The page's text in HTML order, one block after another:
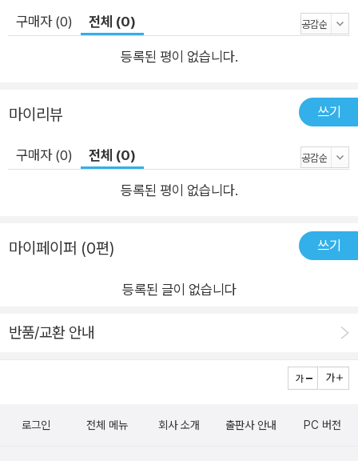
Works 플랫폼 포팅, 안드로이드 플랫폼 포팅, 윈도우 CE 포팅
이런 분야에서는 지금까지도 개발을 하고 있는 입장이니, 이 책에 기
서문을 쓰고 있는 지금도, 내 책상의 한편에는 WinDBG(윈디버거)
로 연결된 타겟 컴퓨터, Cypress FX3 개발보드, Trace32 JTAG
디버거, USB 시리얼 포트, 제조사 카메라 장치, 별도 전원 공급을 위
한 파워서플라이 등이 올려져 있다. 서문을 작성하고 나면 또 일을 해
두 번째로 꼭 이야기해주고 싶은 말은 항상 강의 때마다 학생들에게
"시간이 아무리 없더라도 꼭 한번쯤은 내려갈 때까지 내려갔다가 올
"자신이 할 수 있는 한 가장 아래까지 내려가본 개발자는 새로운 분야
의 기술을 습득하는 데 있어, 도약하는 속도가 훨씬 빠르다."
이런 이야기를 하면, 조금 생각이 있는 학생들의 대답은 늘 "그럴 시
구매자 (0) 전체 (0)
등록된 평이 없습니다.
마이리뷰 쓰기
구매자 (0) 전체 (0)
등록된 평이 없습니다.
마이페이퍼 (0편) 쓰기
등록된 글이 없습니다
반품/교환 안내
로그인 전체 메뉴 회사 소개 출판사 안내 PC 버전